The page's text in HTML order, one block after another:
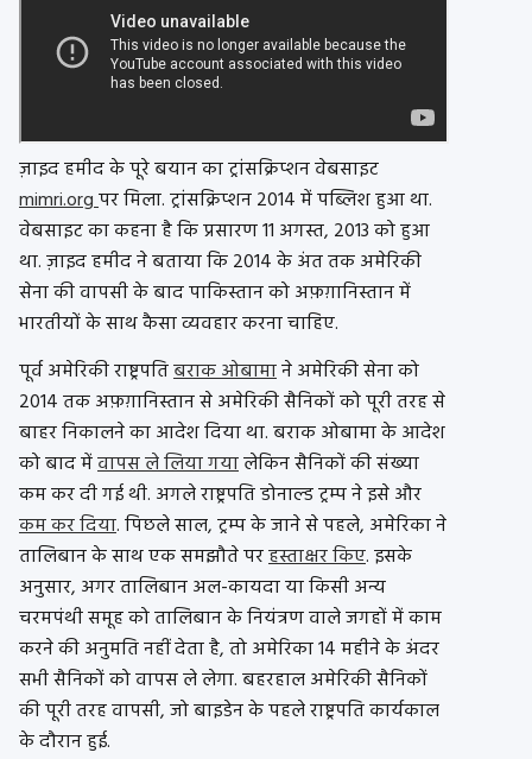
ज़ाइद हमीद के पूरे बयान का ट्रांसक्रिप्शन वेबसाइट
mimri.orgपर मिला. ट्रांसक्रिप्शन 2014 में पब्लिश हुआ था.
वेबसाइट का कहना है कि प्रसारण 11 अगस्त, 2013 को हुआ
था. ज़ाइद हमीद ने बताया कि 2014 के अंत तक अमेरिकी
सेना की वापसी के बाद पाकिस्तान को अफ़ग़ानिस्तान में
भारतीयों के साथ कैसा व्यवहार करना चाहिए.
पूर्व अमेरिकी राष्ट्रपतिबराक ओबामाने अमेरिकी सेना को
2014 तक अफ़ग़ानिस्तान से अमेरिकी सैनिकों को पूरी तरह से
बाहर निकालने का आदेश दिया था. बराक ओबामा के आदेश
को बाद मेंवापस ले लिया गयालेकिन सैनिकों की संख्या
कम कर दी गई थी. अगले राष्ट्रपति डोनाल्ड ट्रम्प ने इसे और
कम कर दिया. पिछले साल, ट्रम्प के जाने से पहले, अमेरिका ने
तालिबान के साथ एक समझौते परहस्ताक्षर किए. इसके
अनुसार, अगर तालिबान अल-कायदा या किसी अन्य
चरमपंथी समूह को तालिबान के नियंत्रण वाले जगहों में काम
करने की अनुमति नहीं देता है, तो अमेरिका 14 महीने के अंदर
सभी सैनिकों को वापस ले लेगा. बहरहाल अमेरिकी सैनिकों
की पूरी तरह वापसी, जो बाइडेन के पहले राष्ट्रपति कार्यकाल
के दौरान हुई.